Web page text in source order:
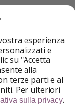
esperienza
e
su "Accetta
alla
terze parti e al
Per ulteriori
sulla privacy.